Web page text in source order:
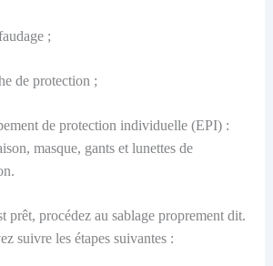
;
de protection ;
de protection individuelle (EPI) :
masque, gants et lunettes de
prêt, procédez au sablage proprement dit.
suivre les étapes suivantes :